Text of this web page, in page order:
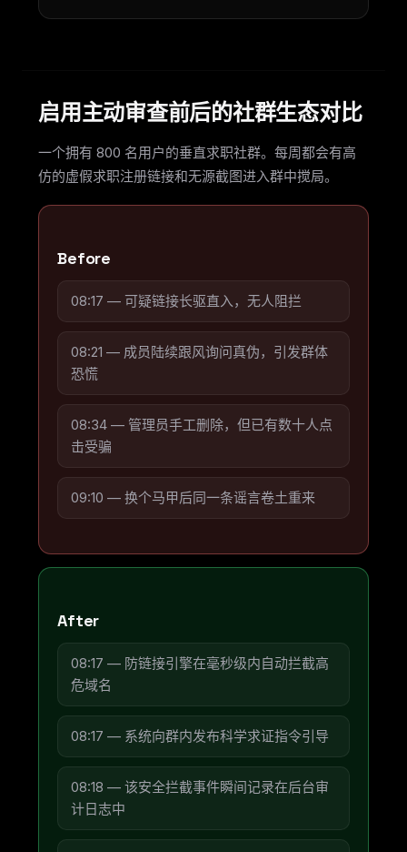
启用主动审查前后的社群生态对比
一个拥有 800 名用户的垂直求职社群。每周都会有高
仿的虚假求职注册链接和无源截图进入群中搅局。
Before
08:17 — 可疑链接长驱直入，无人阻拦
08:21 — 成员陆续跟风询问真伪，引发群体
恐慌
08:34 — 管理员手工删除，但已有数十人点
击受骗
09:10 — 换个马甲后同一条谣言卷土重来
After
08:17 — 防链接引擎在毫秒级内自动拦截高
危域名
08:17 — 系统向群内发布科学求证指令引导
08:18 — 该安全拦截事件瞬间记录在后台审
计日志中